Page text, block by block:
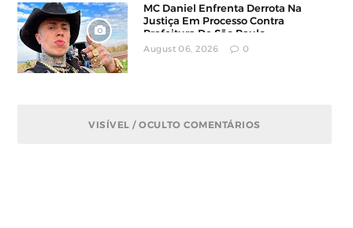
MC Daniel Enfrenta Derrota Na
Justiça Em Processo Contra
Prefeitura De São Paulo
August 06, 2026 0
VISÍVEL / OCULTO COMENTÁRIOS